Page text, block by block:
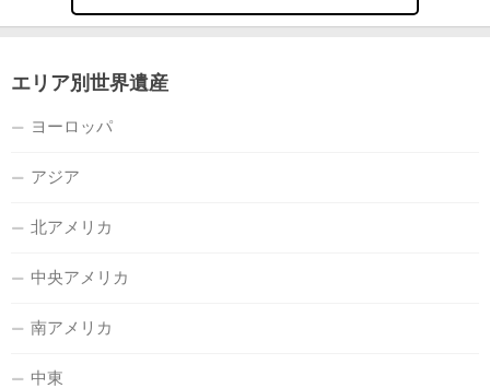
エリア別世界遺産
ヨーロッパ
アジア
北アメリカ
中央アメリカ
南アメリカ
中東